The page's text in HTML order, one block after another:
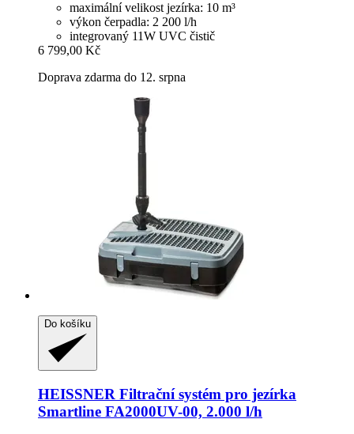
maximální velikost jezírka: 10 m³
výkon čerpadla: 2 200 l/h
integrovaný 11W UVC čistič
6 799,00 Kč
Doprava zdarma do 12. srpna
Do košíku
HEISSNER Filtrační systém pro jezírka
Smartline FA2000UV-​00, 2.000 l/h